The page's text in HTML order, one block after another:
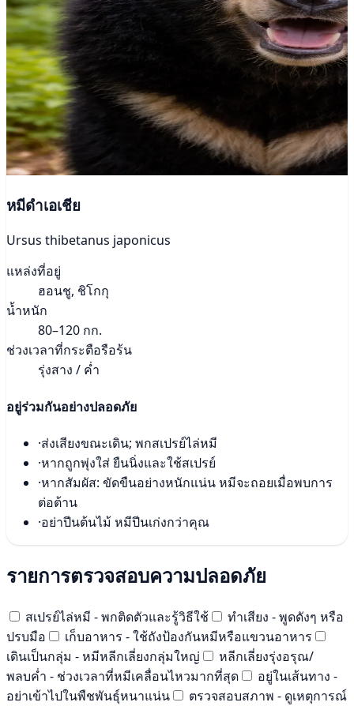
หมีดำเอเชีย
Ursus thibetanus japonicus
แหล่งที่อยู่
ฮอนชู, ชิโกกุ
น้ำหนัก
80–120 กก.
ช่วงเวลาที่กระตือรือร้น
รุ่งสาง / ค่ำ
อยู่ร่วมกันอย่างปลอดภัย
·ส่งเสียงขณะเดิน; พกสเปรย์ไล่หมี
·หากถูกพุ่งใส่ ยืนนิ่งและใช้สเปรย์
·หากสัมผัส: ขัดขืนอย่างหนักแน่น หมีจะถอยเมื่อพบการ
ต่อต้าน
·อย่าปีนต้นไม้ หมีปีนเก่งกว่าคุณ
รายการตรวจสอบความปลอดภัย
สเปรย์ไล่หมี - พกติดตัวและรู้วิธีใช้
ทำเสียง - พูดดังๆ หรือ
ปรบมือ
เก็บอาหาร - ใช้ถังป้องกันหมีหรือแขวนอาหาร
เดินเป็นกลุ่ม - หมีหลีกเลี่ยงกลุ่มใหญ่
หลีกเลี่ยงรุ่งอรุณ/
พลบค่ำ - ช่วงเวลาที่หมีเคลื่อนไหวมากที่สุด
อยู่ในเส้นทาง -
อย่าเข้าไปในพืชพันธุ์หนาแน่น
ตรวจสอบสภาพ - ดูเหตุการณ์